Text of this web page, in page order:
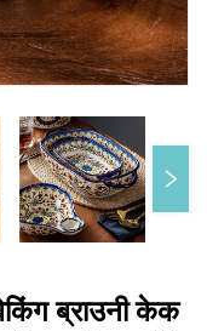
ब्राउनी केक